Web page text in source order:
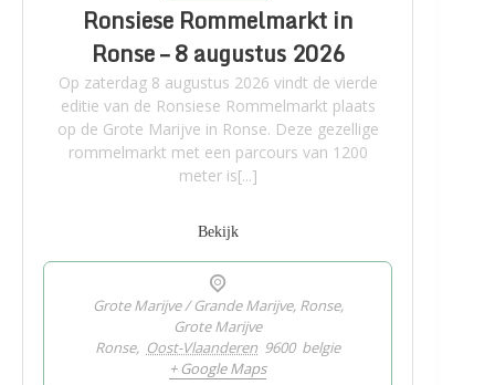
Ronsiese Rommelmarkt in
Ronse – 8 augustus 2026
Op zaterdag 8 augustus 2026 vindt de vierde
editie van de Ronsiese Rommelmarkt plaats
op de Grote Marijve in Ronse. Deze gezellige
rommelmarkt met een parcours van 1200
meter is[...]
Bekijk
Grote Marijve / Grande Marijve, Ronse,
Grote Marijve
Ronse, Oost-Vlaanderen 9600 belgie
+ Google Maps